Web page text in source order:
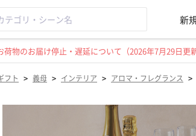
新
物のお届け停止・遅延について（2026年7月29日更新
フト > 義母 > インテリア > アロマ・フレグランス >